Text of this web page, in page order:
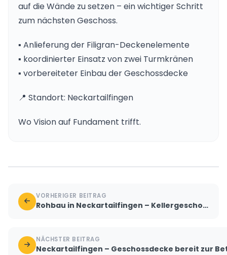
auf die Wände zu setzen – ein wichtiger Schritt
zum nächsten Geschoss.
▪️ Anlieferung der Filigran-Deckenelemente
▪️ koordinierter Einsatz von zwei Turmkränen
▪️ vorbereiteter Einbau der Geschossdecke
📍 Standort: Neckartailfingen
Wo Vision auf Fundament trifft.
VORHERIGER BEITRAG
Rohbau in Neckartailfingen – Kellergeschoss nimmt Form an
NÄCHSTER BEITRAG
Neckartailfingen – Geschossdecke bereit zur